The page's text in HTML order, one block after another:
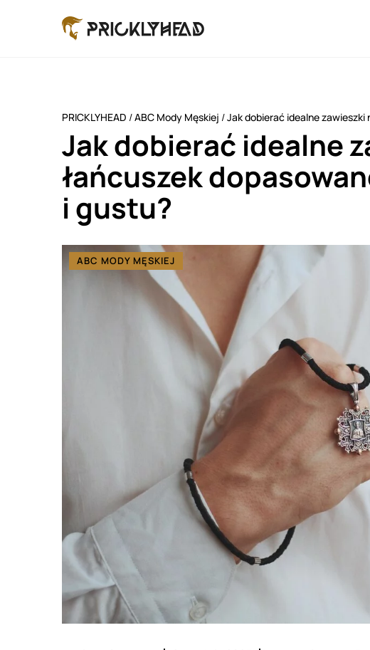
PRICKLYHEAD /ABC Mody Męskiej /Jak dobierać idealne zawieszki
Jak dobierać idealne
łańcuszek
i gustu?
ABC MODY MĘSKIEJ